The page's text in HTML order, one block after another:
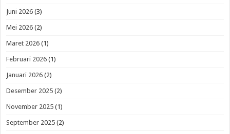
Juni 2026 (3)
Mei 2026 (2)
Maret 2026 (1)
Februari 2026 (1)
Januari 2026 (2)
Desember 2025 (2)
November 2025 (1)
September 2025 (2)